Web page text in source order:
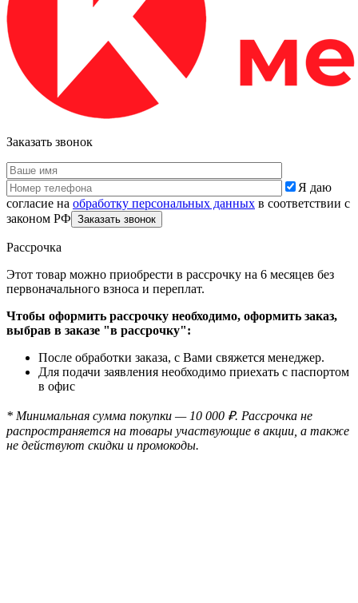
Заказать звонок
Я даю
согласие на обработку персональных данных в соответствии с
законом РФ
Рассрочка
Этот товар можно приобрести в рассрочку на 6 месяцев без
первоначального взноса и переплат.
Чтобы оформить рассрочку необходимо, оформить заказ,
выбрав в заказе "в рассрочку":
После обработки заказа, с Вами свяжется менеджер.
Для подачи заявления необходимо приехать с паспортом
в офис
* Минимальная сумма покупки — 10 000 ₽. Рассрочка не
распространяется на товары участвующие в акции, а также
не действуют скидки и промокоды.